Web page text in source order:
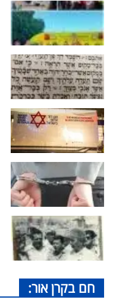
חם בקרן אור: